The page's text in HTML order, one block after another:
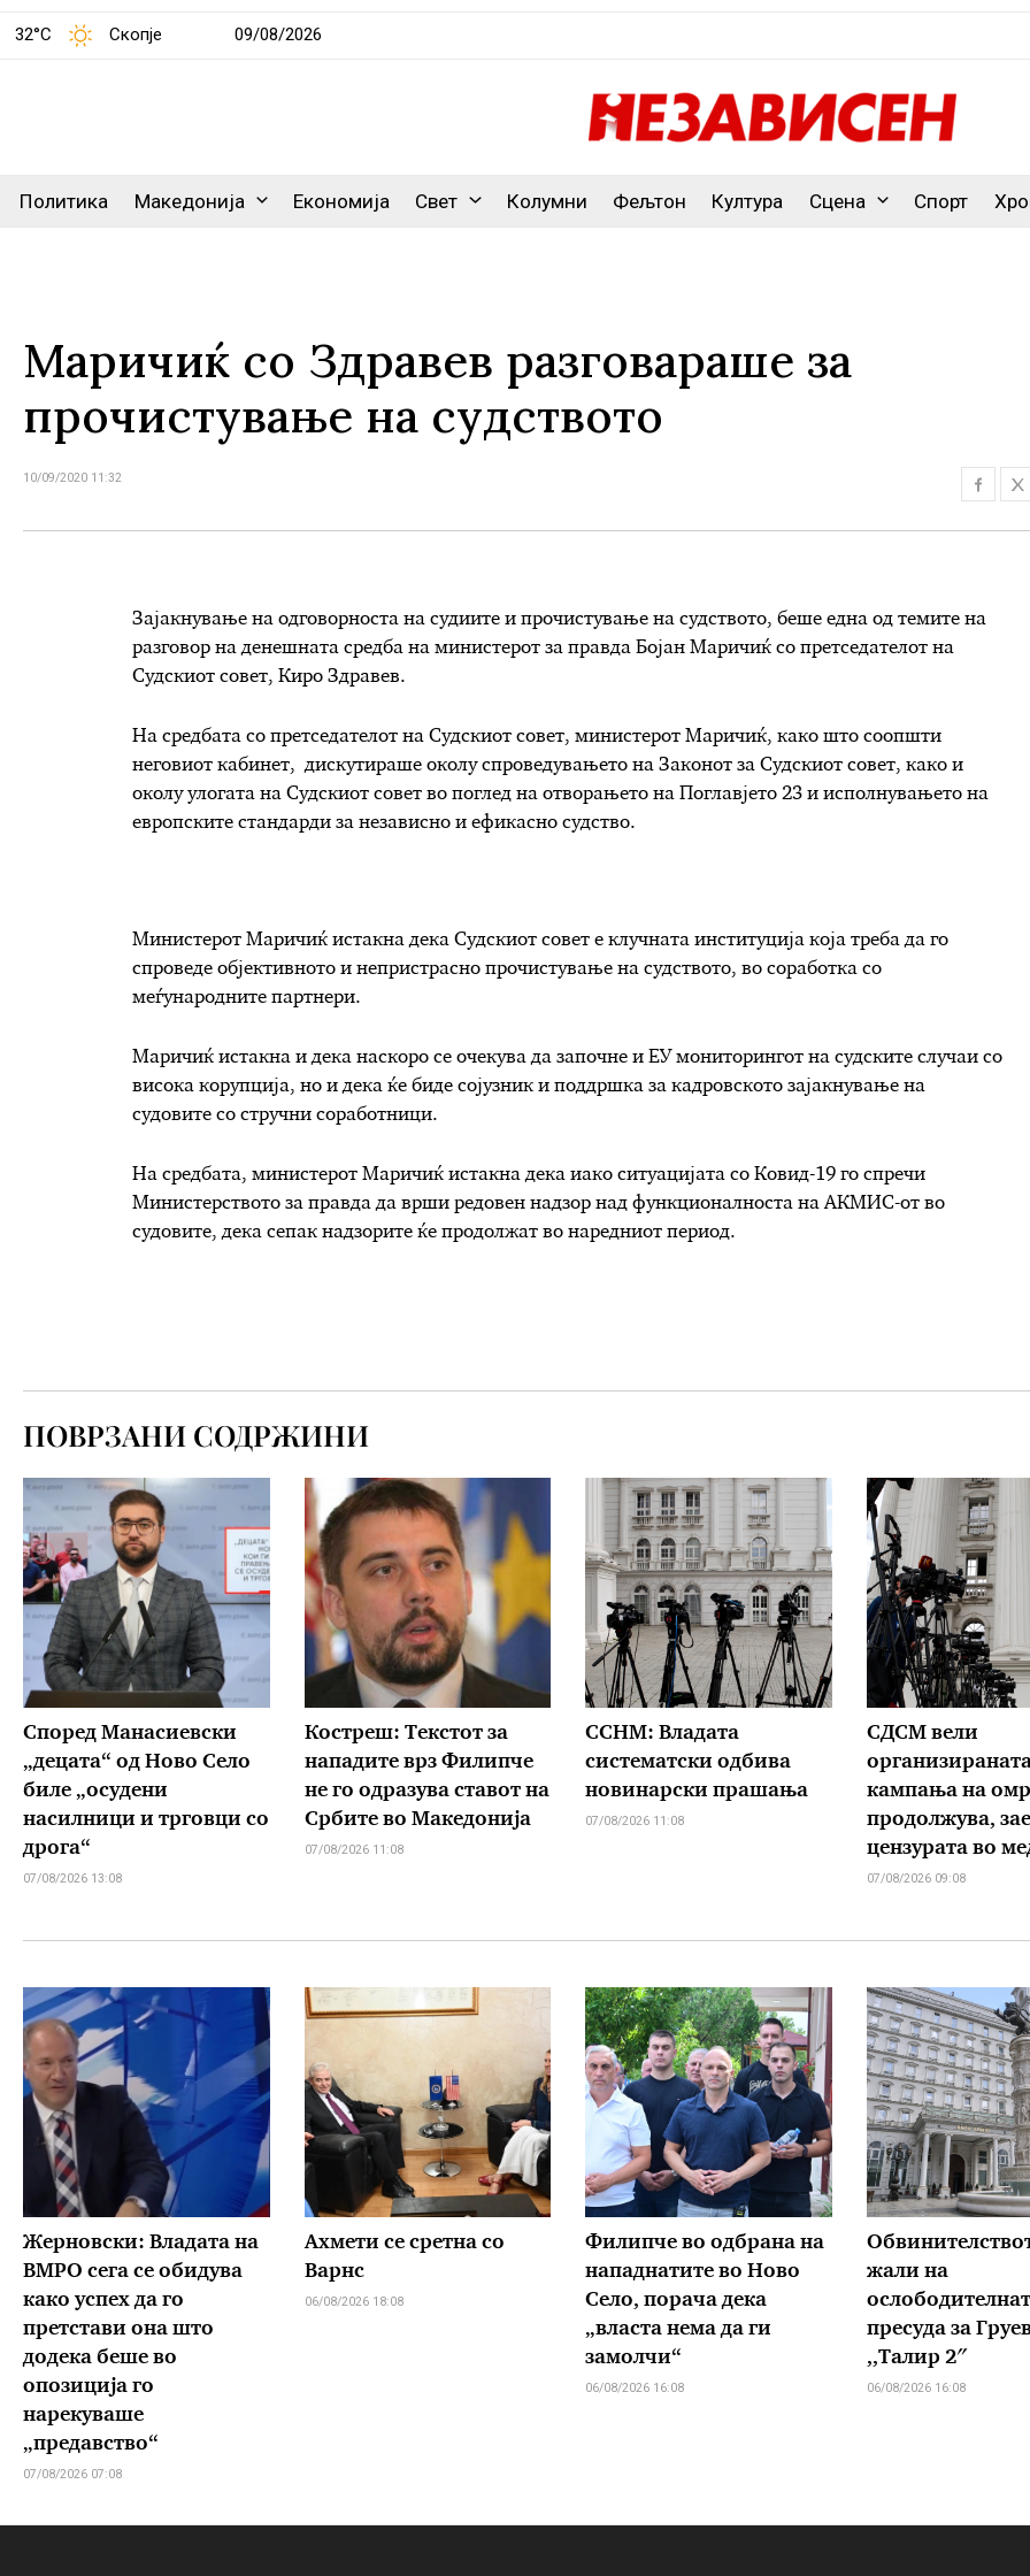
32°C Скопје 09/08/2026
Политика Македонија Економија Свет Колумни Фељтон Култура Сцена Спорт
Маричиќ со Здравев разговараше за
прочистување на судството
10/09/2020 11:32
Зајакнување на одговорноста на судиите и прочистување на судството, беше една од темите на
разговор на денешната средба на министерот за правда Бојан Маричиќ со претседателот на
Судскиот совет, Киро Здравев.
На средбата со претседателот на Судскиот совет, министерот Маричиќ, како што соопшти
неговиот кабинет, дискутираше околу спроведувањето на Законот за Судскиот совет, како и
околу улогата на Судскиот совет во поглед на отворањето на Поглавјето 23 и исполнувањето на
европските стандарди за независно и ефикасно судство.
Министерот Маричиќ истакна дека Судскиот совет е клучната институција која треба да го
спроведе објективното и непристрасно прочистување на судството, во соработка со
меѓународните партнери.
Маричиќ истакна и дека наскоро се очекува да започне и ЕУ мониторингот на судските случаи со
висока корупција, но и дека ќе биде сојузник и поддршка за кадровското зајакнување на
судовите со стручни соработници.
На средбата, министерот Маричиќ истакна дека иако ситуацијата со Ковид-19 го спречи
Министерството за правда да врши редовен надзор над функционалноста на АКМИС-от во
судовите, дека сепак надзорите ќе продолжат во наредниот период.
ПОВРЗАНИ СОДРЖИНИ
Според Манасиевски
„децата“ од Ново Село
биле „осудени
насилници и трговци со
дрога“
07/08/2026 13:08
Костреш: Текстот за
нападите врз Филипче
не го одразува ставот на
Србите во Македонија
07/08/2026 11:08
ССНМ: Владата
систематски одбива
новинарски прашања
07/08/2026 11:08
СДСМ вели
кампања на
продолжува,
цензурата во
07/08/2026 09:08
Жерновски: Владата на
ВМРО сега се обидува
како успех да го
претстави она што
додека беше во
опозиција го
нарекуваше
„предавство“
07/08/2026 07:08
Ахмети се сретна со
Варнс
06/08/2026 18:08
Филипче во одбрана на
нападнатите во Ново
Село, порача дека
„власта нема да ги
замолчи“
06/08/2026 16:08
жали на
пресуда за
,,Талир 2″
06/08/2026 16:08